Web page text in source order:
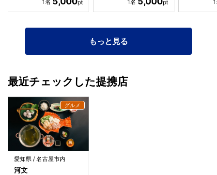
もっと見る
最近チェックした提携店
愛知県 / 名古屋市内
河文